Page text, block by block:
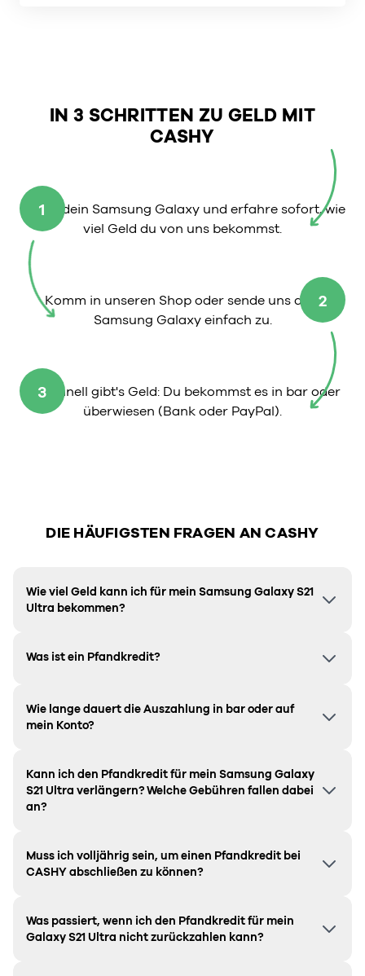
IN 3 SCHRITTEN ZU GELD MIT
CASHY
1
Wähle dein Samsung Galaxy und erfahre sofort, wie
viel Geld du von uns bekommst.
2
Komm in unseren Shop oder sende uns dein
Samsung Galaxy einfach zu.
3
So schnell gibt's Geld: Du bekommst es in bar oder
überwiesen (Bank oder PayPal).
DIE HÄUFIGSTEN FRAGEN AN CASHY
Wie viel Geld kann ich für mein Samsung Galaxy S21
Ultra bekommen?
Was ist ein Pfandkredit?
Wie lange dauert die Auszahlung in bar oder auf
mein Konto?
Kann ich den Pfandkredit für mein Samsung Galaxy
S21 Ultra verlängern? Welche Gebühren fallen dabei
an?
Muss ich volljährig sein, um einen Pfandkredit bei
CASHY abschließen zu können?
Was passiert, wenn ich den Pfandkredit für mein
Galaxy S21 Ultra nicht zurückzahlen kann?